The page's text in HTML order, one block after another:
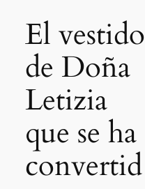
El vestido
de Doña
Letizia
que se ha
convertid